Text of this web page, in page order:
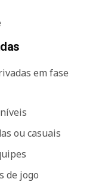
em fase
ou casuais
de jogo